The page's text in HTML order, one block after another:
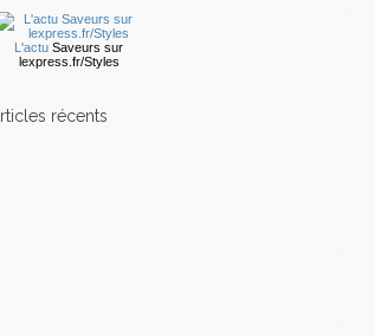
L'actu Saveurs sur
lexpress.fr/Styles
articles récents